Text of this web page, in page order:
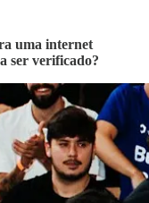
uma internet
ser verificado?